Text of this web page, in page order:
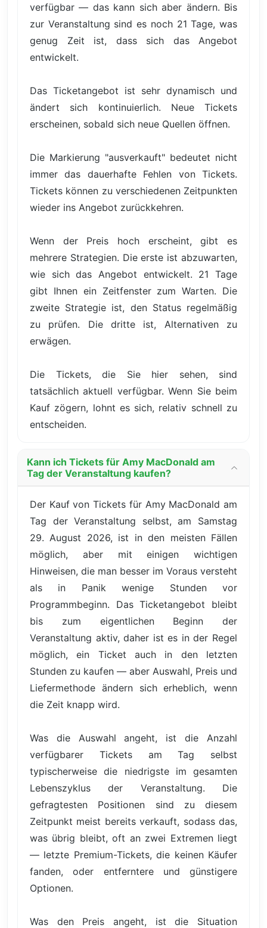
verfügbar — das kann sich aber ändern. Bis
zur Veranstaltung sind es noch 21 Tage, was
genug Zeit ist, dass sich das Angebot
entwickelt.
Das Ticketangebot ist sehr dynamisch und
ändert sich kontinuierlich. Neue Tickets
erscheinen, sobald sich neue Quellen öffnen.
Die Markierung "ausverkauft" bedeutet nicht
immer das dauerhafte Fehlen von Tickets.
Tickets können zu verschiedenen Zeitpunkten
wieder ins Angebot zurückkehren.
Wenn der Preis hoch erscheint, gibt es
mehrere Strategien. Die erste ist abzuwarten,
wie sich das Angebot entwickelt. 21 Tage
gibt Ihnen ein Zeitfenster zum Warten. Die
zweite Strategie ist, den Status regelmäßig
zu prüfen. Die dritte ist, Alternativen zu
erwägen.
Die Tickets, die Sie hier sehen, sind
tatsächlich aktuell verfügbar. Wenn Sie beim
Kauf zögern, lohnt es sich, relativ schnell zu
entscheiden.
Kann ich Tickets für Amy MacDonald am
Tag der Veranstaltung kaufen?
Der Kauf von Tickets für Amy MacDonald am
Tag der Veranstaltung selbst, am Samstag
29. August 2026, ist in den meisten Fällen
möglich, aber mit einigen wichtigen
Hinweisen, die man besser im Voraus versteht
als in Panik wenige Stunden vor
Programmbeginn. Das Ticketangebot bleibt
bis zum eigentlichen Beginn der
Veranstaltung aktiv, daher ist es in der Regel
möglich, ein Ticket auch in den letzten
Stunden zu kaufen — aber Auswahl, Preis und
Liefermethode ändern sich erheblich, wenn
die Zeit knapp wird.
Was die Auswahl angeht, ist die Anzahl
verfügbarer Tickets am Tag selbst
typischerweise die niedrigste im gesamten
Lebenszyklus der Veranstaltung. Die
gefragtesten Positionen sind zu diesem
Zeitpunkt meist bereits verkauft, sodass das,
was übrig bleibt, oft an zwei Extremen liegt
— letzte Premium-Tickets, die keinen Käufer
fanden, oder entferntere und günstigere
Optionen.
Was den Preis angeht, ist die Situation